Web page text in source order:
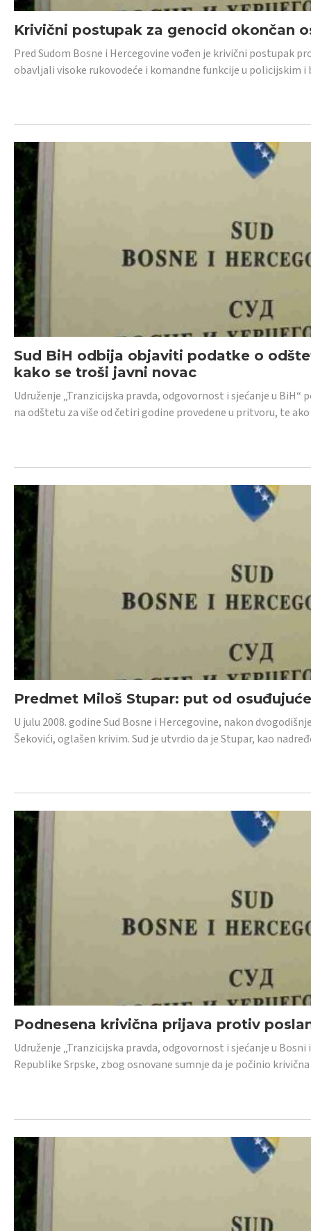
Krivični postupak za genocid okončan
Pred Sudom Bosne i Hercegovine vođen je krivični postupak
obavljali visoke rukovodeće i komandne funkcije u policijskim
Sud BiH odbija objaviti podatke o
kako se troši javni novac
Udruženje „Tranzicijska pravda, odgovornost i sjećanje u
na odštetu za više od četiri godine provedene u pritvoru, te
Predmet Miloš Stupar: put od
U julu 2008. godine Sud Bosne i Hercegovine, nakon
Šekovići, oglašen krivim. Sud je utvrdio da je Stupar, kao
Podnesena krivična prijava protiv
Udruženje „Tranzicijska pravda, odgovornost i sjećanje u
Republike Srpske, zbog osnovane sumnje da je počinio